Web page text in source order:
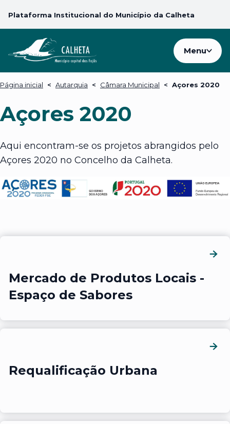
Plataforma Institucional do Município da Calheta
Menu
Página inicial < Autarquia < Câmara Municipal < Açores 2020
Açores 2020
Aqui encontram-se os projetos abrangidos pelo
Açores 2020 no Concelho da Calheta.
Mercado de Produtos Locais -
Espaço de Sabores
Requalificação Urbana